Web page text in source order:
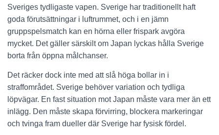
Sveriges tydligaste vapen. Sverige har traditionellt haft
goda förutsättningar i luftrummet, och i en jämn
gruppspelsmatch kan en hörna eller frispark avgöra
mycket. Det gäller särskilt om Japan lyckas hålla Sverige
borta från öppna målchanser.
Det räcker dock inte med att slå höga bollar in i
straffområdet. Sverige behöver variation och tydliga
löpvägar. En fast situation mot Japan måste vara mer än ett
inlägg. Den måste skapa förvirring, blockera markeringar
och tvinga fram dueller där Sverige har fysisk fördel.